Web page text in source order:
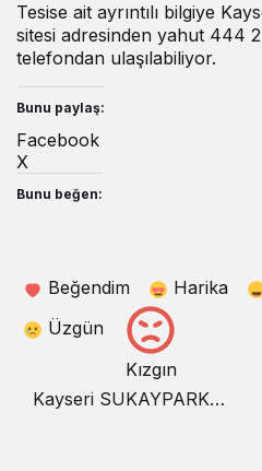
Tesise ait ayrıntılı bilgiye
sitesi adresinden yahut 444
telefondan ulaşılabiliyor.
Bunu paylaş:
Facebook
X
Bunu beğen:
Beğendim Harika
Üzgün
Kızgın
Kayseri SUKAYPARK